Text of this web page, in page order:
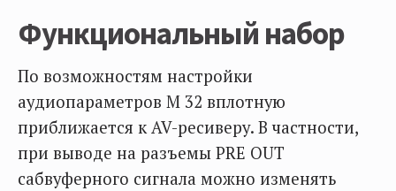
Функциональный набор
По возможностям настройки
аудиопараметров М 32 вплотную
приближается к AV-ресиверу. В частности,
при выводе на разъемы PRE OUT
сабвуферного сигнала можно изменять